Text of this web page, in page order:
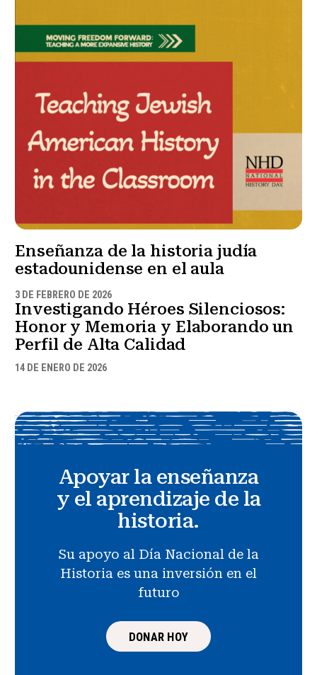
Enseñanza de la historia judía
estadounidense en el aula
3 DE FEBRERO DE 2026
Investigando Héroes Silenciosos:
Honor y Memoria y Elaborando un
Perfil de Alta Calidad
14 DE ENERO DE 2026
Apoyar la enseñanza
y el aprendizaje de la
historia.
Su apoyo al Día Nacional de la
Historia es una inversión en el
futuro
DONAR HOY